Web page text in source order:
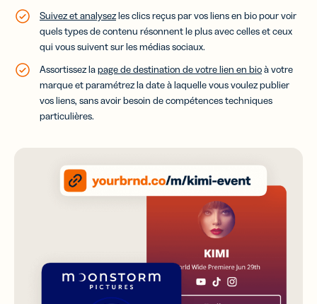
Suivez et analysezles clics reçus par vos liens en bio pour voir
quels types de contenu résonnent le plus avec celles et ceux
qui vous suivent sur les médias sociaux.
Assortissez lapage de destination de votre lien en bioà votre
marque et paramétrez la date à laquelle vous voulez publier
vos liens, sans avoir besoin de compétences techniques
particulières.